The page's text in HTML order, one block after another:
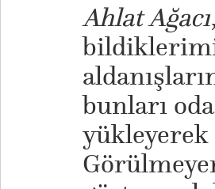
Ahlat Ağacı
bunları